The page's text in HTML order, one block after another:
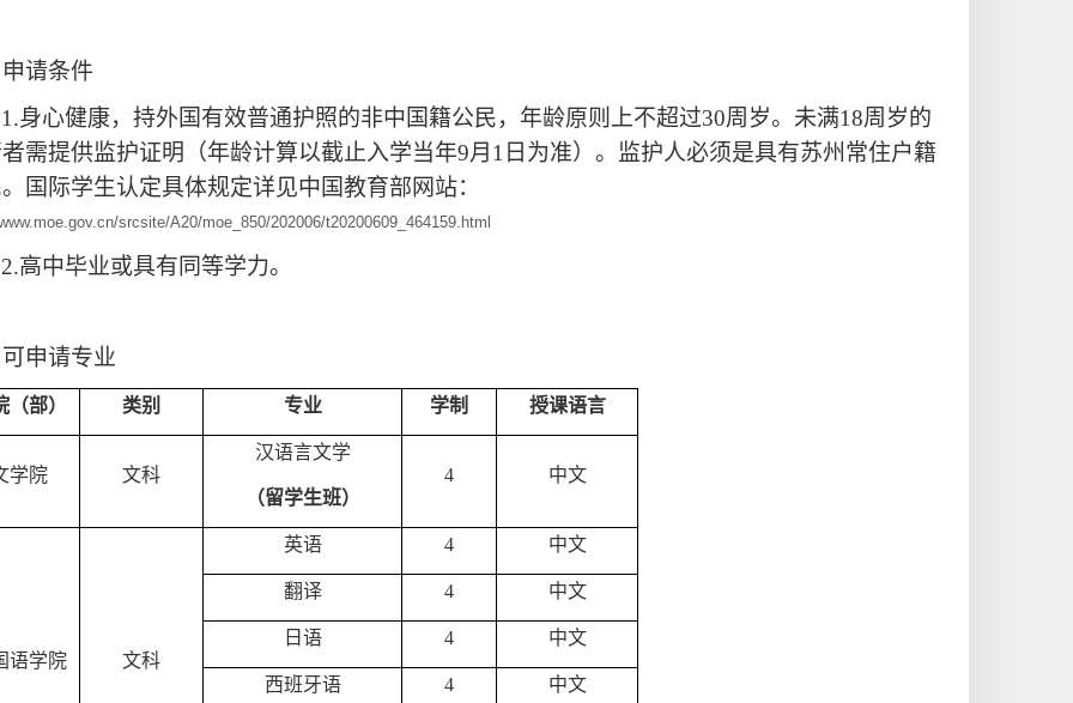
请条件
1.身心健康，持外国有效普通护照的非中国籍公民，年龄原则
上不超过30周岁。未满18周岁的
需提供监护证明（年龄计算以截止入学当年9月1日为准）。监护人必须是具有苏州常住户籍
国际学生认定具体规定详见中国教育部网站：
srcsite/A20/moe_850/202006/t20200609_464159.html
2.高中毕业或具有同等学力。
申请专业
（部） 类别 专业 学制 授课语言
学院 文科
汉语言文学
（留学生班）
4 中文
语学院 文科
英语 4 中文
翻译 4 中文
日语 4 中文
西班牙语 4 中文